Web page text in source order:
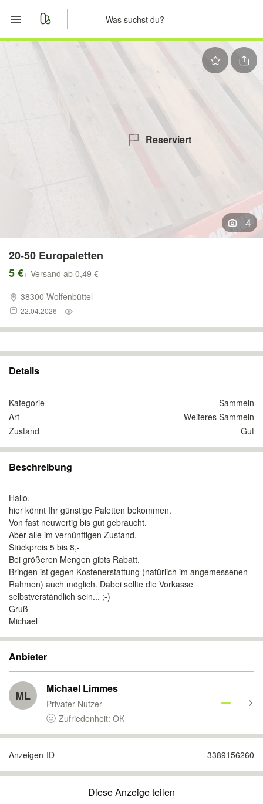
Start
Anzeige aufgeben
Reserviert
4
20-50 Europaletten
5 €+ Versand ab 0,49 €
38300 Wolfenbüttel
22.04.2026
Details
Kategorie
Sammeln
Art
Weiteres Sammeln
Zustand
Gut
Beschreibung
Hallo,
hier könnt Ihr günstige Paletten bekommen.
Von fast neuwertig bis gut gebraucht.
Aber alle im vernünftigen Zustand.
Stückpreis 5 bis 8,-
Bei größeren Mengen gibts Rabatt.
Bringen ist gegen Kostenerstattung (natürlich im angemessenen
Rahmen) auch möglich. Dabei sollte die Vorkasse
selbstverständlich sein... ;-)
Gruß
Michael
Anbieter
ML Michael Limmes
Privater Nutzer
Zufriedenheit: OK
Anzeigen-ID 3389156260
Diese Anzeige teilen